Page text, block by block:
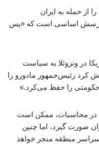
از حمله به ایران
پرسش اساسی است که «پس
در ونزوئلا به سیاست
کرد رئیس‌جمهور مادورو را
حکومتی را حفظ می‌کرد.»
در محاسبات، ممکن است
صورت گیرد، اما چنین
منطقه منجر خواهد